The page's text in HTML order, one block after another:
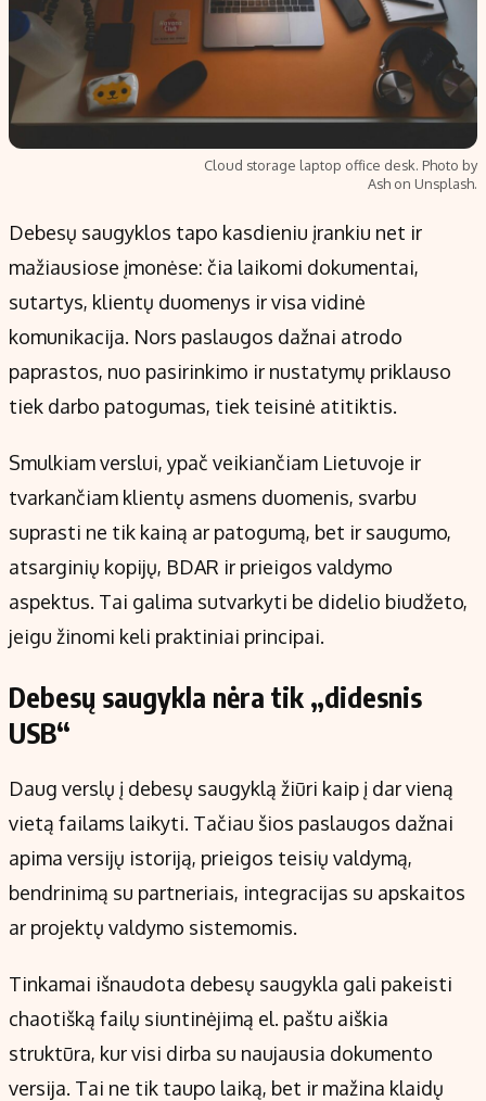
Cloud storage laptop office desk. Photo by
Ash on Unsplash.
Debesų saugyklos tapo kasdieniu įrankiu net ir
mažiausiose įmonėse: čia laikomi dokumentai,
sutartys, klientų duomenys ir visa vidinė
komunikacija. Nors paslaugos dažnai atrodo
paprastos, nuo pasirinkimo ir nustatymų priklauso
tiek darbo patogumas, tiek teisinė atitiktis.
Smulkiam verslui, ypač veikiančiam Lietuvoje ir
tvarkančiam klientų asmens duomenis, svarbu
suprasti ne tik kainą ar patogumą, bet ir saugumo,
atsarginių kopijų, BDAR ir prieigos valdymo
aspektus. Tai galima sutvarkyti be didelio biudžeto,
jeigu žinomi keli praktiniai principai.
Debesų saugykla nėra tik „didesnis
USB“
Daug verslų į debesų saugyklą žiūri kaip į dar vieną
vietą failams laikyti. Tačiau šios paslaugos dažnai
apima versijų istoriją, prieigos teisių valdymą,
bendrinimą su partneriais, integracijas su apskaitos
ar projektų valdymo sistemomis.
Tinkamai išnaudota debesų saugykla gali pakeisti
chaotišką failų siuntinėjimą el. paštu aiškia
struktūra, kur visi dirba su naujausia dokumento
versija. Tai ne tik taupo laiką, bet ir mažina klaidų